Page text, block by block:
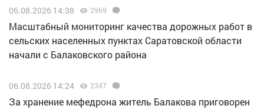
06.08.2026 14:38 2969
Масштабный мониторинг качества дорожных работ в
сельских населенных пунктах Саратовской области
начали с Балаковского района
06.08.2026 14:24 2347
За хранение мефедрона житель Балакова приговорен